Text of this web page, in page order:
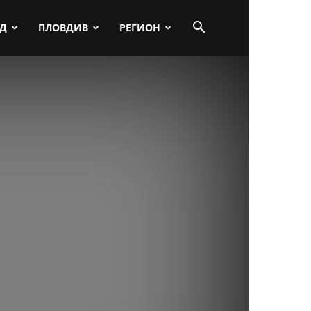
ПЛОВДИВ РЕГИОН